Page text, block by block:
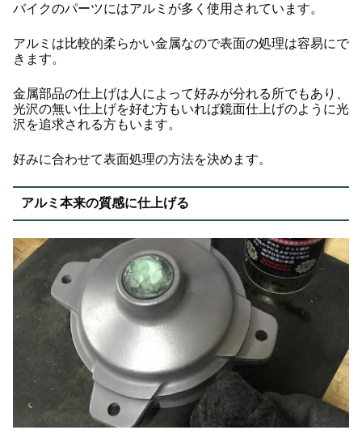
バイクのパーツにはアルミが多く使用されています。
アルミは比較的柔らかい金属なので表面の処理は容易にで
きます。
金属部品の仕上げは人によって好みが分れる所でもあり、
光沢の無い仕上げを好む方もいれば鏡面仕上げのように光
沢を追求される方もいます。
好みに合わせて表面処理の方法を決めます。
アルミ本来の質感に仕上げる